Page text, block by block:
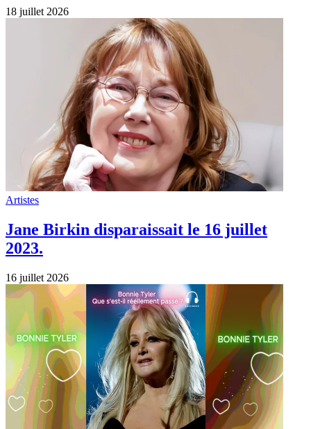
18 juillet 2026
Artistes
Jane Birkin disparaissait le 16 juillet
2023.
16 juillet 2026